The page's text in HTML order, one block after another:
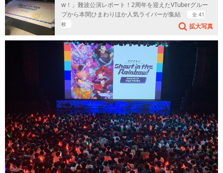
w！」難波公演レポート！2周年を迎えたVTuberグルー
プから本間ひまわりほか人気ライバーが集結
全 41
枚
拡大写真